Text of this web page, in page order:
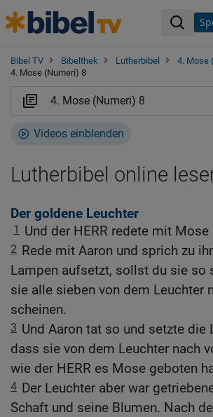
Bibel TV Bibelthek Lutherbibel 4. Mose
4. Mose (Numeri) 8
Videos einblenden
Lutherbibel online
Der goldene Leuchter
1 Und der HERR redete mit
2 Rede mit Aaron und sprich zu
Lampen aufsetzt, sollst du sie so
sie alle sieben von dem Leuchter
scheinen.
3 Und Aaron tat so und setzte die
dass sie von dem Leuchter nach
wie der HERR es Mose geboten
4 Der Leuchter aber war
Schaft und seine Blumen. Nach